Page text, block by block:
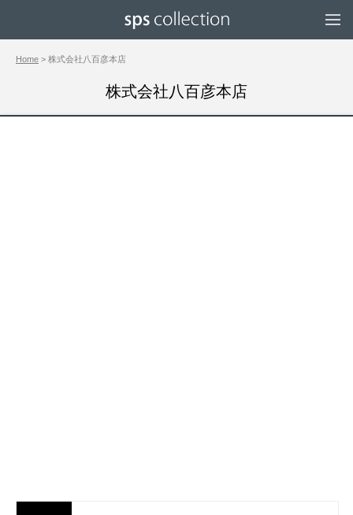
Home > 株式会社八百彦本店
株式会社八百彦本店